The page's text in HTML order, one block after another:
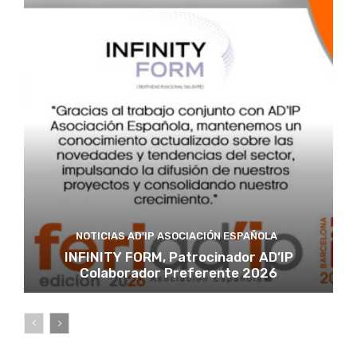
NOTICIAS AD'IP ASOCIACIÓN ESPAÑOLA
INFINITY FORM, Patrocinador AD’IP
Colaborador Preferente 2026